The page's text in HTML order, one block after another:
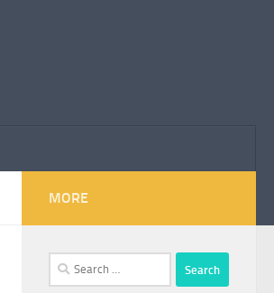
MORE
Search
for: